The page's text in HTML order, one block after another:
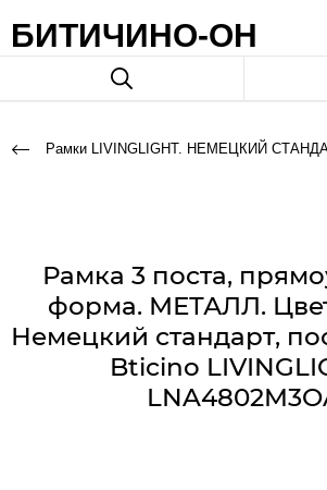
БИТИЧИНО-ОН
Рамки LIVINGLIGHT. НЕМЕЦКИЙ
Рамка 3 поста,
форма. МЕТАЛЛ.
Немецкий стандарт,
Bticino